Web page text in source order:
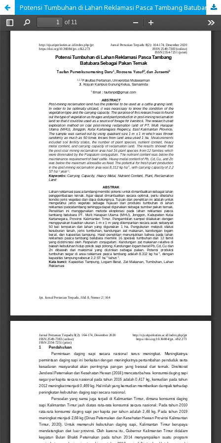
Potensi Tumbuhan di Lahan Reklamasi Pasca Tambang Batubara Sebagai Pakan Ternak